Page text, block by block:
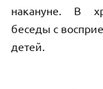
накануне. В
беседы с
детей.